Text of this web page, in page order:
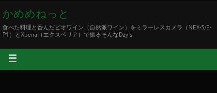
かめめねっと
食べた料理と呑んだビオワイン（自然派ワイン）をミラーレスカメラ（NEX-5/E-
P1）とXperia（エクスペリア）で撮るそんなDay's